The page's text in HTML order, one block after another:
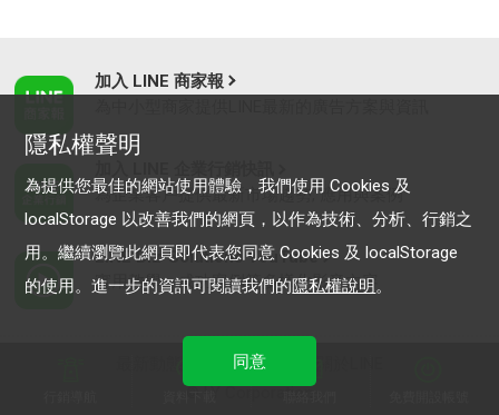
加入 LINE 商家報
為企業客戶提供最新市場趨勢, 應用與案例
LINE Biz-Solutions YouTube
實用教學、成功案例等多樣化影音內容
服務條款
隱私權聲明
為提供您最佳的網站使用體驗，我們使用 Cookies 及
localStorage 以改善我們的網頁，以作為技術、分析、行銷之
用。繼續瀏覽此網頁即代表您同意 Cookies 及 localStorage
的使用。進一步的資訊可閱讀我們的隱私權說明。
同意